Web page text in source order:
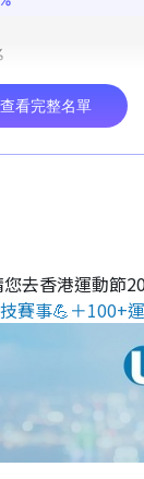
您去香港運動節
賽事💪＋100+